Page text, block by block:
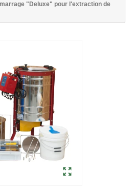
"Deluxe" pour l'extraction de